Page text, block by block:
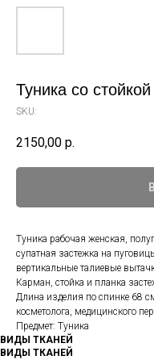
Туника со стойкой
SKU:
2150,00 р.
Туника рабочая женская,
супатная застежка на
вертикальные талиевые
Карман, стойка и планка
Длина изделия по спинке 68
косметолога, медицинского
Предмет: Туника
ВИДЫ ТКАНЕЙ
ВИДЫ ТКАНЕЙ